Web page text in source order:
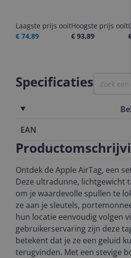
Laagste prijs ooit
€ 74,89
Hoogste prijs ooit
€ 93,89
Specificaties
EAN
Ontdek de Apple AirTag, een
Deze ultradunne, lichtgewicht
om je waardevolle spullen te
ze aan je sleutels,
hun locatie eenvoudig volgen
gebruikerservaring zijn deze
betekent dat je ze een geluid
terugvinden. Met een stevige